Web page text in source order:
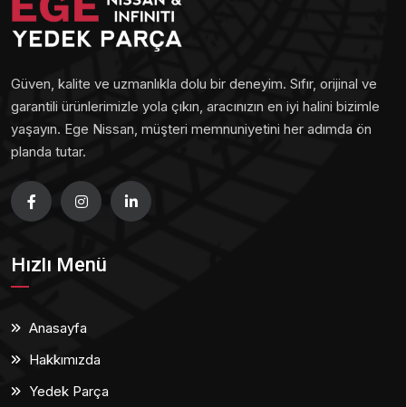
Güven, kalite ve uzmanlıkla dolu bir deneyim. Sıfır, orijinal ve
garantili ürünlerimizle yola çıkın, aracınızın en iyi halini bizimle
yaşayın. Ege Nissan, müşteri memnuniyetini her adımda ön
planda tutar.
Hızlı Menü
Anasayfa
Hakkımızda
Yedek Parça